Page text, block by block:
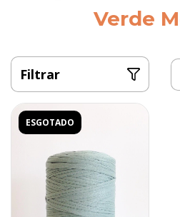
Verde
Filtrar
ESGOTADO